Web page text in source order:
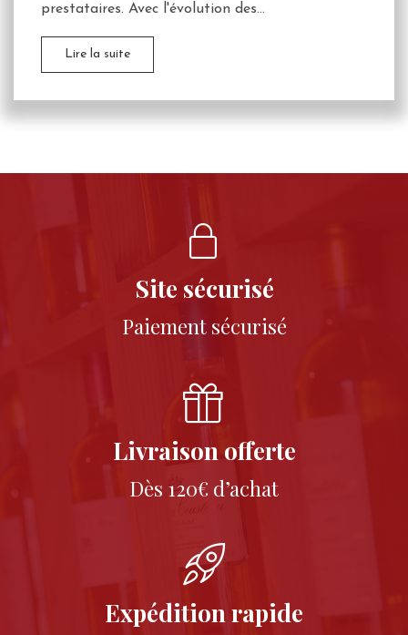
prestataires. Avec l'évolution des...
Lire la suite
Site sécurisé
Paiement sécurisé
Livraison offerte
Dès 120€ d’achat
Expédition rapide